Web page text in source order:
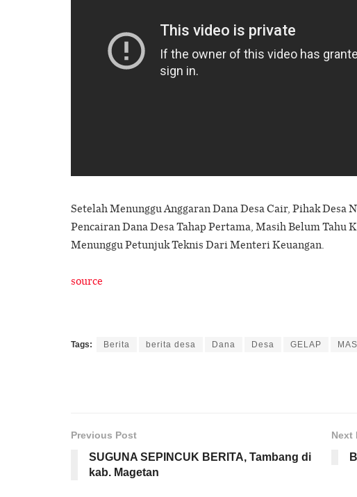
Setelah Menunggu Anggaran Dana Desa Cair, Pihak
Pencairan Dana Desa Tahap Pertama, Masih Belum Tahu
Menunggu Petunjuk Teknis Dari Menteri Keuangan.
source
Tags: Berita berita desa Dana Desa GELAP
Previous Post
SUGUNA SEPINCUK BERITA, Tambang di
kab. Magetan
Next